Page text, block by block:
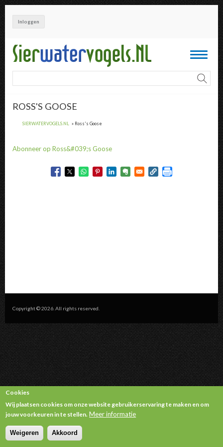
Overslaan
en
naar
de
inhoud
gaan
Inloggen
Toggle
ROSS'S GOOSE
SIERWATERVOGELS.NL Ross's Goose
Abonneer op Ross&#039;s Goose
Copyright © 2026. All rights reserved.
Cookies
Wij plaatsen cookies om onze website gebruikerservaring te maken en om
jouw voorkeuren in te stellen. Meer informatie
Weigeren Akkoord